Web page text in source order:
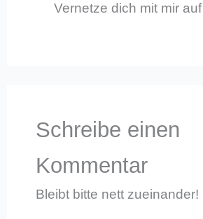
Vernetze dich mit mir auf
Schreibe einen
Kommentar
Bleibt bitte nett zueinander!